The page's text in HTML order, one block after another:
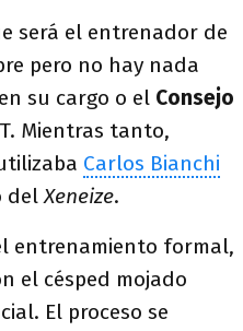
será el entrenador de
pero no hay nada
su cargo o el Consejo
Mientras tanto,
Carlos Bianchi
delXeneize.
entrenamiento formal,
el césped mojado
El proceso se